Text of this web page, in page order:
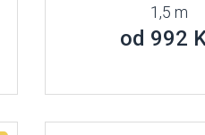
1,5 m
od 992